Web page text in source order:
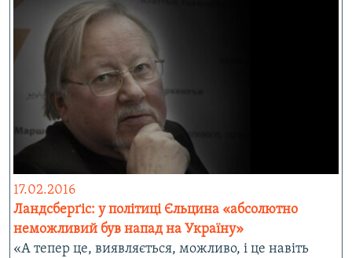
17.02.2016
Ландсберґіс: у політиці Єльцина «абсолютно
неможливий був напад на Україну»
«А тепер це, виявляється, можливо, і це навіть